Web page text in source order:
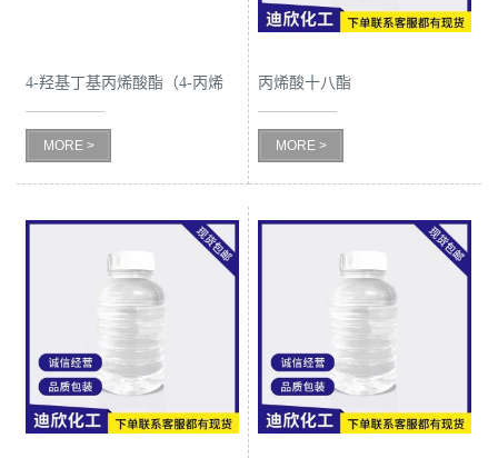
动
态
产
厅
证
4-羟基丁基丙烯酸酯（4-丙烯
酸羟丁酯）
MORE >
丙烯酸十八酯
MORE >